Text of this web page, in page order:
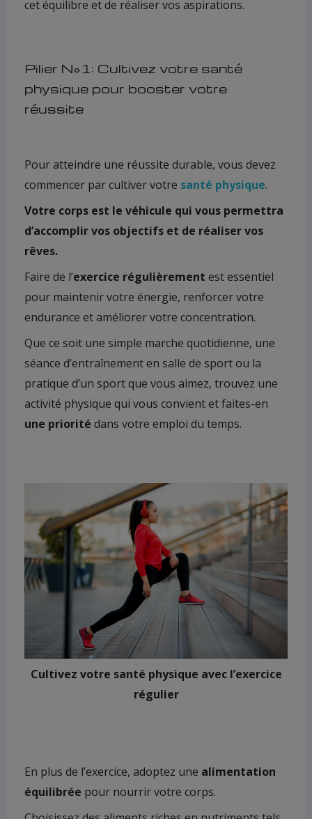
cet équilibre et de réaliser vos aspirations.
Pilier N°1: Cultivez votre santé
physique pour booster votre
réussite
Pour atteindre une réussite durable, vous devez
commencer par cultiver votre santé physique.
Votre corps est le véhicule qui vous permettra
d’accomplir vos objectifs et de réaliser vos
rêves.
Faire de l’exercice régulièrement est essentiel
pour maintenir votre énergie, renforcer votre
endurance et améliorer votre concentration.
Que ce soit une simple marche quotidienne, une
séance d’entraînement en salle de sport ou la
pratique d’un sport que vous aimez, trouvez une
activité physique qui vous convient et faites-en
une priorité dans votre emploi du temps.
Cultivez votre santé physique avec l’exercice
régulier
En plus de l’exercice, adoptez une alimentation
équilibrée pour nourrir votre corps.